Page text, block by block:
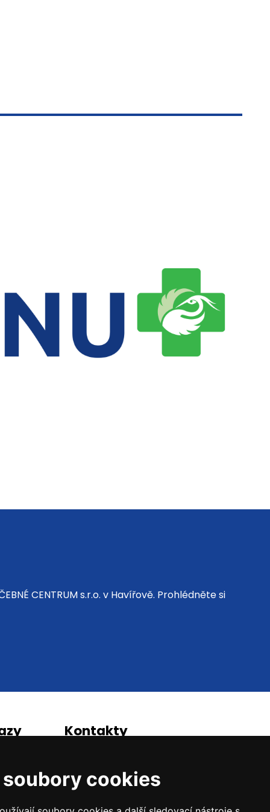
cookies
CENTRUM s.r.o. v Havířově. Prohlédněte si
Kontakty
Kochova 1227,
Havířov 1 - Šumbark
+420 597 578 645